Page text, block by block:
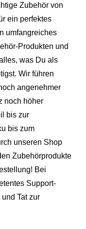
Zubehör von
ein perfektes
umfangreiches
Produkten und
was Du als
Wir führen
angenehmer
noch höher
bis zur
bis zum
unseren Shop
Zubehörprodukte
Bei
Support-
Tat zur